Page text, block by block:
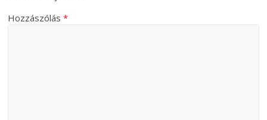
Hozzászólás*